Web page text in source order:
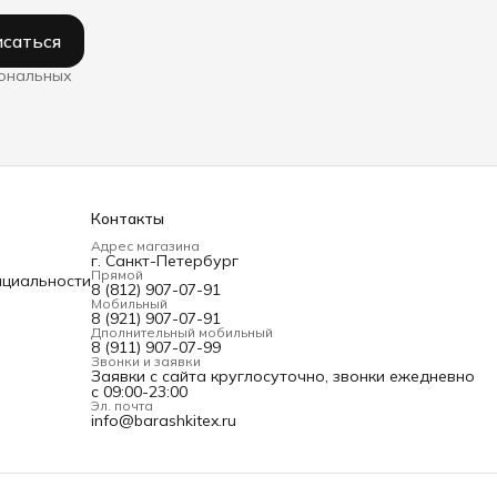
Контакты
Адрес магазина
г. Санкт-Петербург
Прямой
8 (812) 907-07-91
Мобильный
8 (921) 907-07-91
Дполнительный мобильный
8 (911) 907-07-99
Звонки и заявки
Заявки с сайта круглосуточно, звонки ежедневно
с 09:00-23:00
Эл. почта
info@barashkitex.ru